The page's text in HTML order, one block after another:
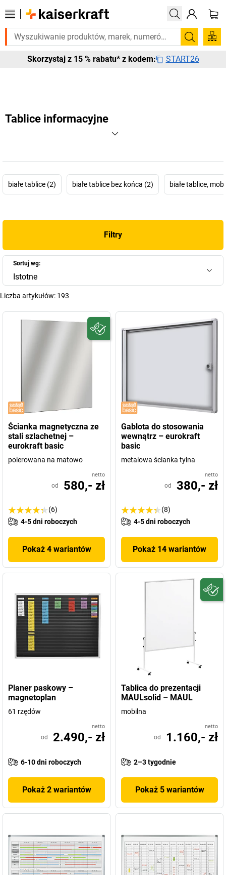
pilnie? Wybrane bestsellery dostarczamy w ciągu 2-3 dni roboczych.
Szukaj
Skorzystaj z 15 % rabatu* z kodem: START26
Tablice informacyjne
białe tablice (2) białe tablice bez końca (2) białe tablice,
Filtry
Sortuj wg:
Istotne
Liczba artykułów: 193
Ścianka magnetyczna ze
stali szlachetnej –
eurokraft basic
polerowana na matowo
netto
od 580,- zł
(6)
4-5 dni roboczych
Pokaż 4 wariantów
Gablota do stosowania
wewnątrz – eurokraft
basic
metalowa ścianka tylna
netto
od 380,- zł
(8)
4-5 dni roboczych
Pokaż 14 wariantów
Planer paskowy –
magnetoplan
61 rzędów
netto
od 2.490,- zł
6-10 dni roboczych
Pokaż 2 wariantów
Tablica do prezentacji
MAULsolid – MAUL
mobilna
netto
od 1.160,- zł
2–3 tygodnie
Pokaż 5 wariantów